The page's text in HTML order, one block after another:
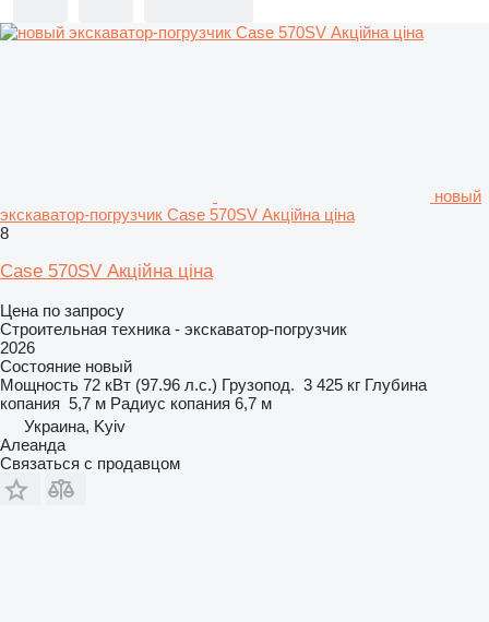
новый
экскаватор-погрузчик Case 570SV Акційна ціна
8
Case 570SV Акційна ціна
Цена по запросу
Строительная техника - экскаватор-погрузчик
2026
Состояние новый
Мощность 72 кВт (97.96 л.с.) Грузопод. 3 425 кг Глубина
копания 5,7 м Радиус копания 6,7 м
Украина, Kyiv
Алеанда
Связаться с продавцом